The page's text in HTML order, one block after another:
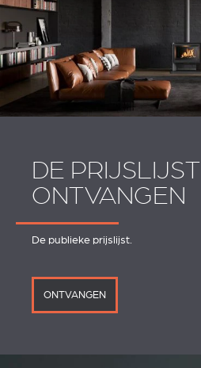
DE PRIJSLIJST
ONTVANGEN
De publieke prijslijst.
ONTVANGEN